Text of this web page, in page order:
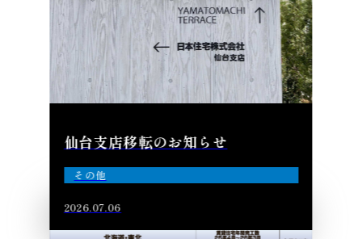
仙台支店移転のお知らせ
その他
2026.07.06